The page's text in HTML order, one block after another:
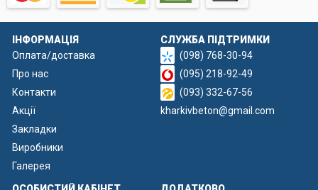
форми заповнюються густим розчином, після чого
ущільнюються на вібростолах для усунення порожнин і
підвищення міцності.
Лиття здійснюється у спеціальних формах із міцного
склопластику, які відрізняються точністю деталей та
дозволяють отримати чіткий декоративний рельєф.
ІНФОРМАЦІЯ
Оплата/доставка
Про нас
Контакти
Акції
Закладки
Виробники
Галерея
СЛУЖБА ПІДТРИМКИ
(098) 768-30-94
(095) 218-92-49
(093) 332-67-56
kharkivbeton@gmail.com